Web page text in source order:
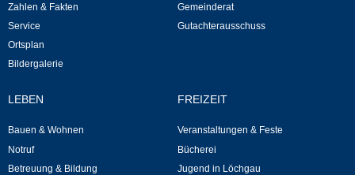
Schlepper / Traktor
Rathaus
Aktuelles
Zahlen & Fakten
Service
Ortsplan
Bildergalerie
Gemeinderat
Gutachterausschuss
LEBEN
Bauen & Wohnen
Notruf
Betreuung & Bildung
FREIZEIT
Veranstaltungen & Feste
Bücherei
Jugend in Löchgau